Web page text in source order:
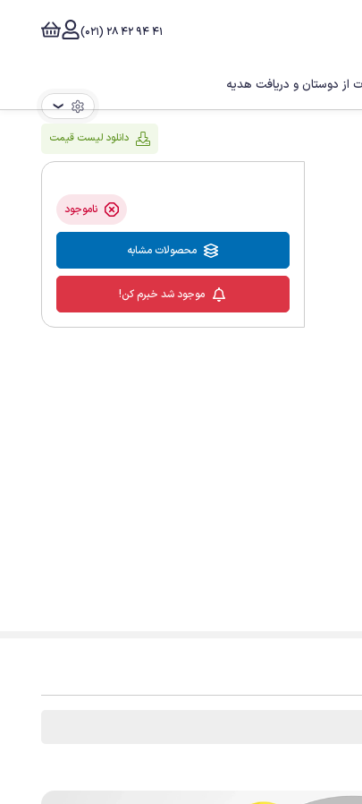
41 94 42 28 (021)
از دوستان و دریافت هدیه
❯
دانلود لیست قیمت
ناموجود
محصولات مشابه
موجود شد خبرم کن!